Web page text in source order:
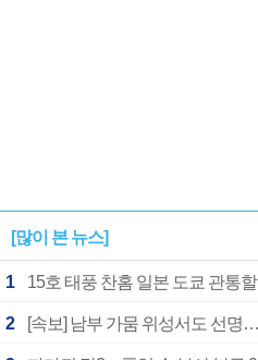
[많이 본 뉴스]
1 15호 태풍 찬홈 일본 도쿄 관통
2 [속보] 남부 가뭄 위성서도 선명